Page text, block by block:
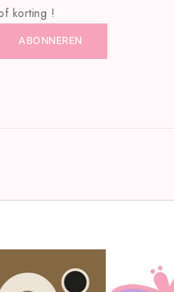
korting !
ABONNEREN